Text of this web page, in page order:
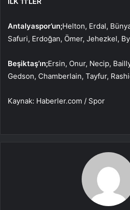
Antalyaspor’un;Helton, Erdal,
Safuri, Erdoğan, Ömer, Jehezkel,
Beşiktaş’ın;Ersin, Onur, Necip,
Gedson, Chamberlain, Tayfur,
Kaynak: Haberler.com / Spor